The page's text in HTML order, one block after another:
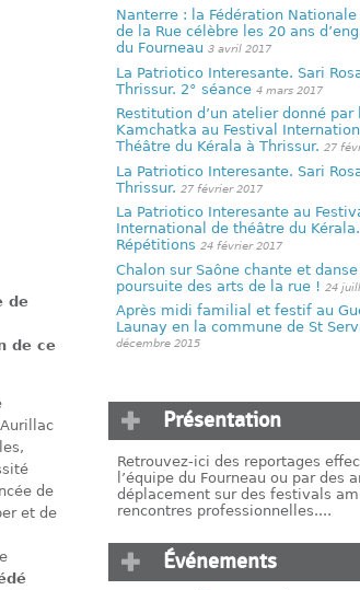
de
de ce
de
et de
Nanterre : la Fédération Nationale
de la Rue célèbre les 20 ans
du Fourneau 3 avril 2017
La Patriotico Interesante. Sari
Thrissur. 2° séance 4 mars 2017
Restitution d’un atelier donné par
Kamchatka au Festival
Théâtre du Kérala à Thrissur. 27
La Patriotico Interesante. Sari
Thrissur. 27 février 2017
La Patriotico Interesante au
International de théâtre du Kérala.
Répétitions 24 février 2017
Chalon sur Saône chante et
poursuite des arts de la rue ! 24
Après midi familial et festif au
Launay en la commune de St
décembre 2015
Présentation
Retrouvez-ici des reportages
l’équipe du Fourneau ou par des
déplacement sur des festivals
rencontres professionnelles....
Événements